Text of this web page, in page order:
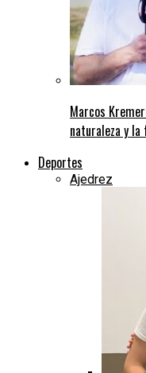
Marcos
naturaleza y
Deportes
Ajedrez